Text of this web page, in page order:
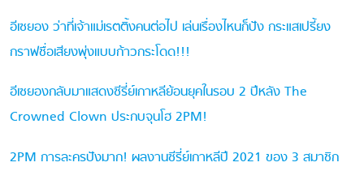
อีเซยอง ว่าที่เจ้าแม่เรตติ้งคนต่อไป เล่นเรื่องไหนก็ปัง กระแสเปรี้ยง
กราฟชื่อเสียงพุ่งแบบก้าวกระโดด!!!
อีเซยองกลับมาแสดงซีรี่ย์เกาหลีย้อนยุคในรอบ 2 ปีหลัง The
Crowned Clown ประกบจุนโฮ 2PM!
2PM การละครปังมาก! ผลงานซีรี่ย์เกาหลีปี 2021 ของ 3 สมาชิก